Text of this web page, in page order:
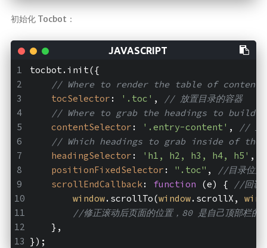
初始化 Tocbot：
tocbot.init({
// Where to render the table of
tocSelector : '.toc' ,
// 放置目录的容器
// Where to grab the headings to build
contentSelector : '.entry-content' ,
// 正
// Which headings to grab inside of the
headingSelector : 'h1, h2, h3, h4, h5' ,
positionFixedSelector : ".toc" ,
//目录位置
scrollEndCallback: function (e) {
//回调
window.scrollTo(window.scrollX,
//修正滚动后页面的位置，80 是自己顶部栏的
    },
});